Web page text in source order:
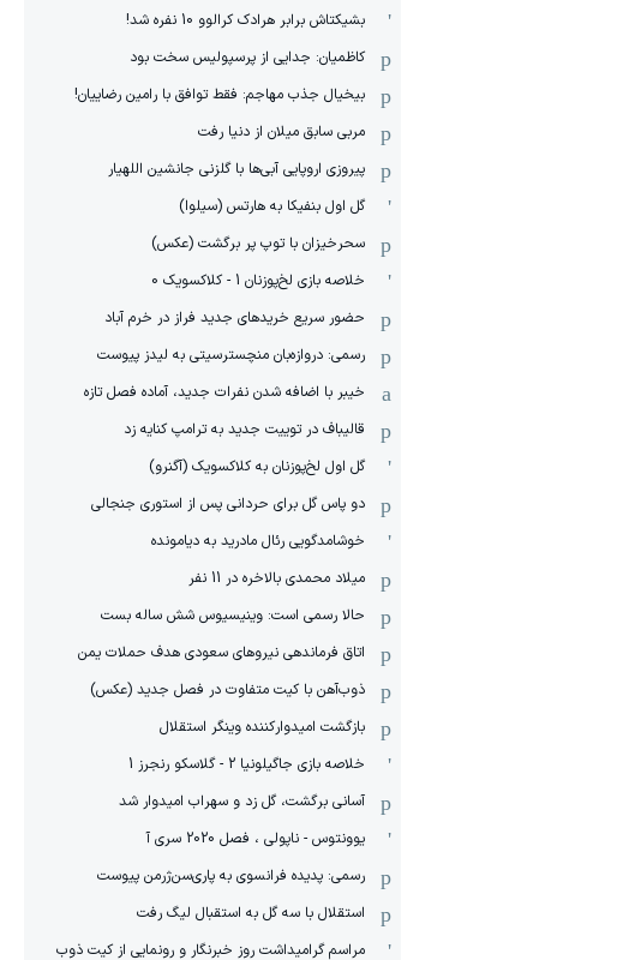
بشیکتاش برابر هرادک کرالوو 10 نفره شد!
کاظمیان: جدایی از پرسپولیس سخت بود
بیخیال جذب مهاجم: فقط توافق با رامین رضاییان!
مربی سابق میلان از دنیا رفت
پیروزی اروپایی آبی‌ها با گلزنی جانشین اللهیار
گل اول بنفیکا به هارتس (سیلوا)
سحرخیزان با توپ پر برگشت (عکس)
خلاصه بازی لخ‌پوزنان 1 - کلاکسویک 0
حضور سریع خریدهای جدید فراز در خرم آباد
رسمی: دروازه‌بان منچسترسیتی به لیدز پیوست
خیبر با اضافه شدن نفرات جدید، آماده فصل تازه
قالیباف در توییت جدید به ترامپ کنایه زد
گل اول لخ‌پوزنان به کلاکسویک (آگنرو)
دو پاس گل برای حردانی پس از استوری جنجالی
خوشامدگویی رئال مادرید به دیامونده
میلاد محمدی بالاخره در 11 نفر
حالا رسمی است: وینیسیوس شش ساله بست
اتاق فرماندهی نیروهای سعودی هدف حملات یمن
ذوب‌آهن با کیت متفاوت در فصل جدید (عکس)
بازگشت امیدوارکننده وینگر استقلال
خلاصه بازی جاگیلونیا 2 - گلاسکو رنجرز 1
آسانی برگشت، گل زد و سهراب امیدوار شد
یوونتوس - ناپولی ، فصل 2020 سری آ
رسمی: پدیده فرانسوی به پاری‌سن‌ژرمن پیوست
استقلال با سه گل به استقبال لیگ رفت
مراسم گرامیداشت روز خبرنگار و رونمایی از کیت ذوب